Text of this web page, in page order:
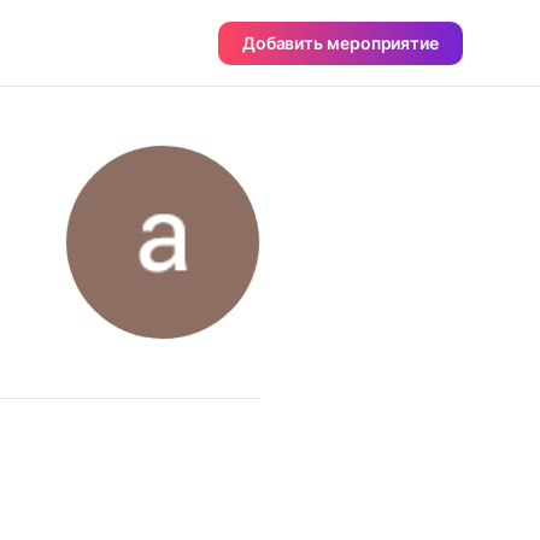
Добавить мероприятие